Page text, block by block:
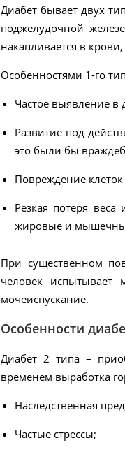
Диабет бывает двух
поджелудочной
накапливается в
Особенностями 1-го
Частое выявление в
Развитие под
это были бы
Повреждение клеток
Резкая потеря
жировые и
При существенном
человек испытывает
мочеиспускание.
Особенности
Диабет 2 типа –
временем выработка
Наследственная
Частые стрессы;